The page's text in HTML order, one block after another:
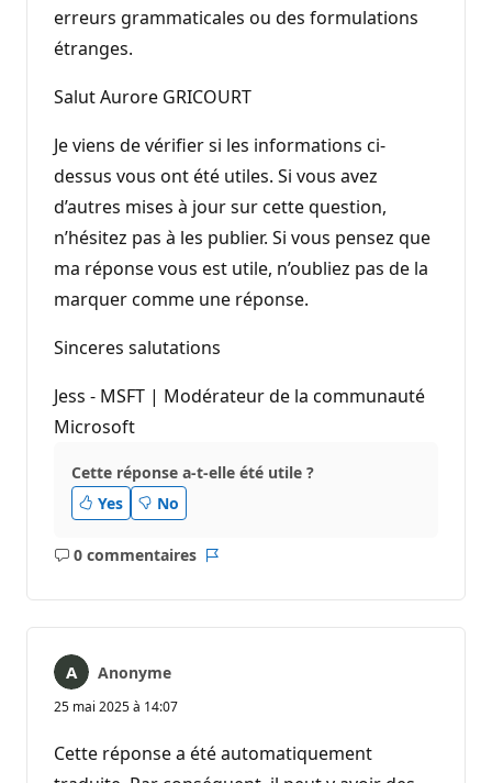
erreurs grammaticales ou des formulations
étranges.
Salut Aurore GRICOURT
Je viens de vérifier si les informations ci-
dessus vous ont été utiles. Si vous avez
d’autres mises à jour sur cette question,
n’hésitez pas à les publier. Si vous pensez que
ma réponse vous est utile, n’oubliez pas de la
marquer comme une réponse.
Sinceres salutations
Jess - MSFT | Modérateur de la communauté
Microsoft
Cette réponse a-t-elle été utile ?
Yes
No
0 commentaires
Aucun
Anonyme
25 mai 2025 à 14:07
Cette réponse a été automatiquement